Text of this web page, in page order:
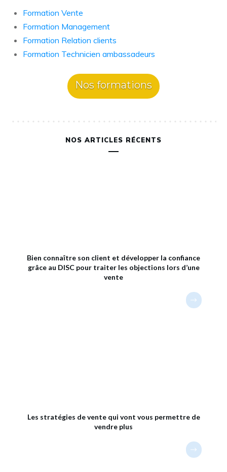
Formation Vente
Formation Management
Formation Relation clients
Formation Technicien ambassadeurs
Nos formations
NOS ARTICLES RÉCENTS
Bien connaître son client et développer la confiance
grâce au DISC pour traiter les objections lors d’une
vente
Les stratégies de vente qui vont vous permettre de
vendre plus